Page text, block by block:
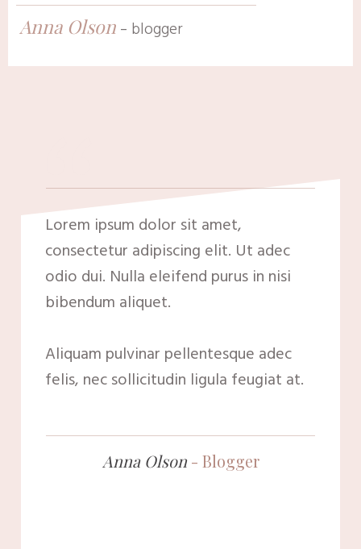
Anna Olson - blogger
“
Lorem ipsum dolor sit amet,
consectetur adipiscing elit. Ut adec
odio dui. Nulla eleifend purus in nisi
bibendum aliquet.
Aliquam pulvinar pellentesque adec
felis, nec sollicitudin ligula feugiat at.
Anna Olson - Blogger